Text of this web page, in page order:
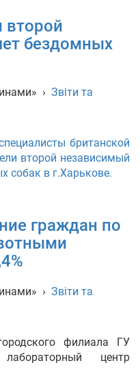
второй
бездомных
› Звіти та
британской
второй независимый
собак в г.Харькове.
граждан по
› Звіти та
филиала ГУ
центр